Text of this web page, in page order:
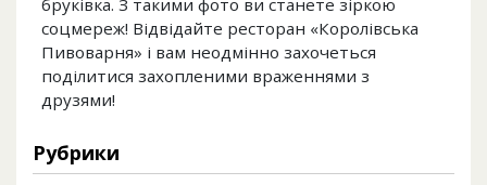
бруківка. З такими фото ви станете зіркою
соцмереж! Відвідайте ресторан «Королівська
Пивоварня» і вам неодмінно захочеться
поділитися захопленими враженнями з
друзями!
Рубрики